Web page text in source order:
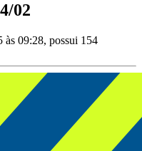
02
às 09:28, possui 154